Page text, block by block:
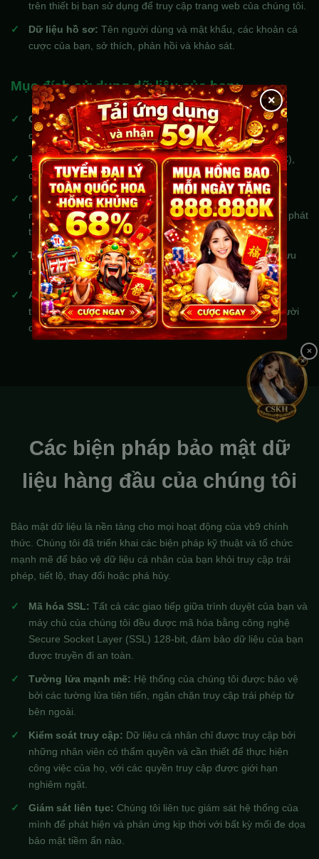
trên thiết bị bạn sử dụng để truy cập trang web của chúng tôi.
Dữ liệu hồ sơ: Tên người dùng và mật khẩu, các khoản cá
cược của bạn, sở thích, phản hồi và khảo sát.
Mục đích sử dụng dữ liệu của bạn:
Cung cấp dịch vụ:Quản lý tài khoản của bạn, xử lý giao
dịch cá cược, gửi/rút tiền và cung cấp hỗ trợ khách hàng.
Tuân thủ pháp luật:Thực hiện xác minh danh tính (KYC),
chống rửa tiền (AML) và các nghĩa vụ pháp lý khác.
Cải thiện trải nghiệm:Phân tích hành vi người dùng để
nâng cao chất lượng dịch vụ, cá nhân hóa trải nghiệm và phát
triển sản phẩm mới.
Tiếp thị:Gửi thông tin về các chương trình khuyến mãi, ưu
đãi và tin tức (chỉ khi bạn đã đồng ý nhận).
An ninh:Phát hiện và ngăn chặn gian lận, lạm dụng hệ
thống và các hoạt động bất hợp pháp khác để bảo vệ người
dùng và nền tảng vb9 chính thức.
Các biện pháp bảo mật dữ
liệu hàng đầu của chúng tôi
Bảo mật dữ liệu là nền tảng cho mọi hoạt động của vb9 chính
thức. Chúng tôi đã triển khai các biện pháp kỹ thuật và tổ chức
mạnh mẽ để bảo vệ dữ liệu cá nhân của bạn khỏi truy cập trái
phép, tiết lộ, thay đổi hoặc phá hủy.
Mã hóa SSL: Tất cả các giao tiếp giữa trình duyệt của bạn và
máy chủ của chúng tôi đều được mã hóa bằng công nghệ
Secure Socket Layer (SSL) 128-bit, đảm bảo dữ liệu của bạn
được truyền đi an toàn.
Tường lửa mạnh mẽ: Hệ thống của chúng tôi được bảo vệ
bởi các tường lửa tiên tiến, ngăn chặn truy cập trái phép từ
bên ngoài.
Kiểm soát truy cập: Dữ liệu cá nhân chỉ được truy cập bởi
những nhân viên có thẩm quyền và cần thiết để thực hiện
công việc của họ, với các quyền truy cập được giới hạn
nghiêm ngặt.
Giám sát liên tục: Chúng tôi liên tục giám sát hệ thống của
mình để phát hiện và phản ứng kịp thời với bất kỳ mối đe dọa
bảo mật tiềm ẩn nào.
×
×